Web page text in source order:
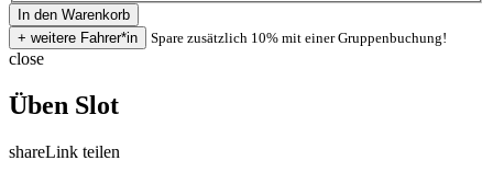
Spare zusätzlich 10% mit einer Gruppenbuchung!
close
Üben Slot
shareLink teilen